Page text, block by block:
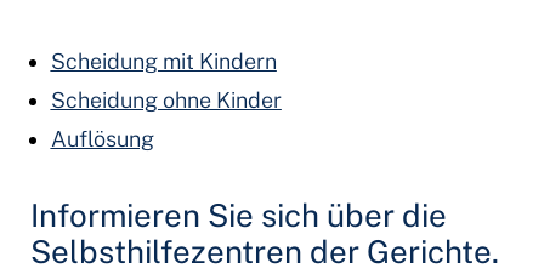
Scheidung mit Kindern
Scheidung ohne Kinder
Auflösung
Informieren Sie sich über die
Selbsthilfezentren der Gerichte.